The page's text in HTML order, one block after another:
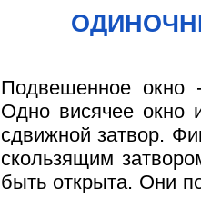
Подвешенное окно
Одно висячее окно
сдвижной затвор.
скользящим
быть открыта. Они